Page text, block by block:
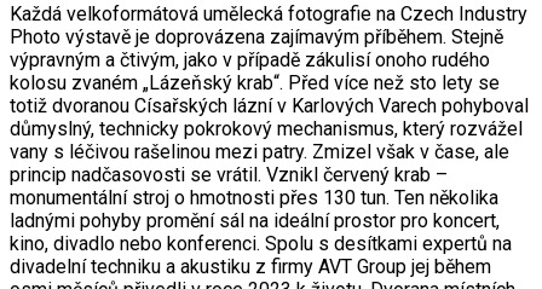
Každá velkoformátová umělecká fotografie na Czech Industry
Photo výstavě je doprovázena zajímavým příběhem. Stejně
výpravným a čtivým, jako v případě zákulisí onoho rudého
kolosu zvaném „Lázeňský krab“. Před více než sto lety se
totiž dvoranou Císařských lázní v Karlových Varech pohyboval
důmyslný, technicky pokrokový mechanismus, který rozvážel
vany s léčivou rašelinou mezi patry. Zmizel však v čase, ale
princip nadčasovosti se vrátil. Vznikl červený krab –
monumentální stroj o hmotnosti přes 130 tun. Ten několika
ladnými pohyby promění sál na ideální prostor pro koncert,
kino, divadlo nebo konferenci. Spolu s desítkami expertů na
divadelní techniku a akustiku z firmy AVT Group jej během